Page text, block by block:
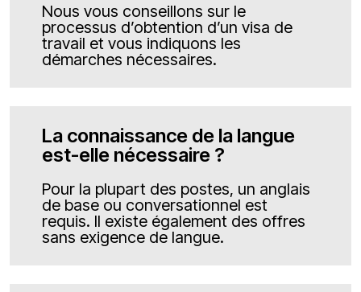
Nous vous conseillons sur le
processus d’obtention d’un visa de
travail et vous indiquons les
démarches nécessaires.
La connaissance de la langue
est-elle nécessaire ?
Pour la plupart des postes, un anglais
de base ou conversationnel est
requis. Il existe également des offres
sans exigence de langue.